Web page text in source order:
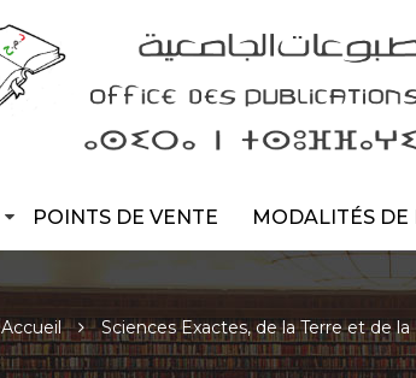
POINTS DE VENTE MODALITÉS
Accueil Sciences Exactes, de la Terre et de